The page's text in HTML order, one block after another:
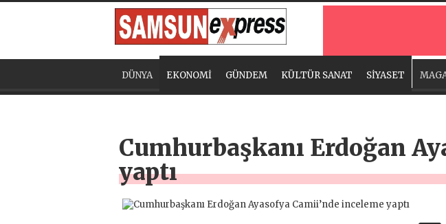
DÜNYA EKONOMİ GÜNDEM KÜLTÜR SANAT SİYASET
Cumhurbaşkanı Erdoğan
yaptı